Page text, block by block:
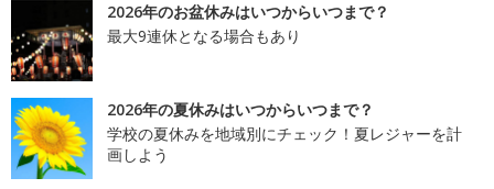
2026年のお盆休みはいつからいつまで？
最大9連休となる場合もあり
2026年の夏休みはいつからいつまで？
学校の夏休みを地域別にチェック！夏レジャーを計
画しよう